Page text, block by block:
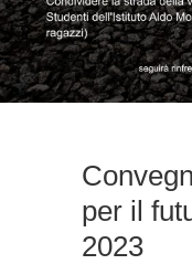
per il
2023